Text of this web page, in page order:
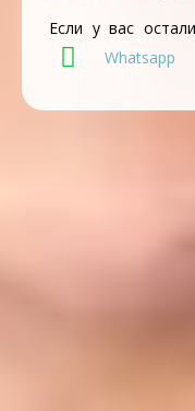
Если у вас
Whatsapp